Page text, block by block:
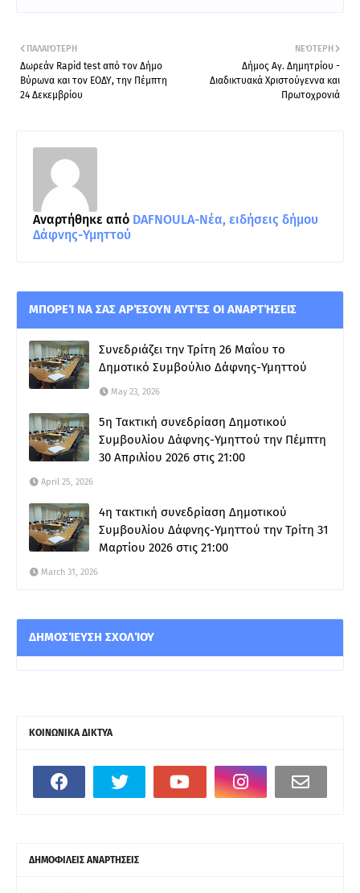
ΝΕΌΤΕΡΗ
Δήμος Αγ. Δημητρίου -
Διαδικτυακά Χριστούγεννα και
Πρωτοχρονιά
ΠΑΛΑΙΌΤΕΡΗ
Δωρεάν Rapid test από τον Δήμο
Βύρωνα και τον ΕΟΔΥ, την Πέμπτη
24 Δεκεμβρίου
Αναρτήθηκε από DAFNOULA-Νέα, ειδήσεις δήμου
Δάφνης-Υμηττού
ΜΠΟΡΕΊ ΝΑ ΣΑΣ ΑΡΈΣΟΥΝ ΑΥΤΈΣ ΟΙ ΑΝΑΡΤΉΣΕΙΣ
Συνεδριάζει την Τρίτη 26 Μαΐου το
Δημοτικό Συμβούλιο Δάφνης-Υμηττού
May 23, 2026
5η Τακτική συνεδρίαση Δημοτικού
Συμβουλίου Δάφνης-Υμηττού την Πέμπτη
30 Απριλίου 2026 στις 21:00
April 25, 2026
4η τακτική συνεδρίαση Δημοτικού
Συμβουλίου Δάφνης-Υμηττού την Τρίτη 31
Μαρτίου 2026 στις 21:00
March 31, 2026
ΔΗΜΟΣΊΕΥΣΗ ΣΧΟΛΊΟΥ
ΚΟΙΝΩΝΙΚΑ ΔΙΚΤΥΑ
ΔΗΜΟΦΙΛΕΙΣ ΑΝΑΡΤΗΣΕΙΣ